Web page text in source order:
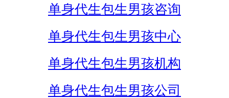
单身代生包生男孩咨询
单身代生包生男孩中心
单身代生包生男孩机构
单身代生包生男孩公司